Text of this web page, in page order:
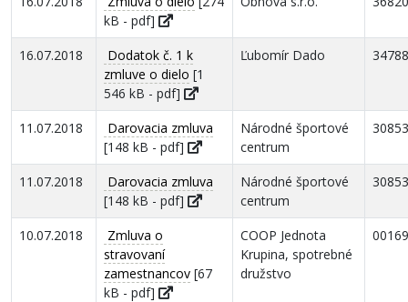
kB - pdf]
16.07.2018
Dodatok č. 1 k
zmluve o dielo [1
546 kB - pdf]
Ľubomír Dado
11.07.2018
Darovacia zmluva
[148 kB - pdf]
Národné športové
centrum
11.07.2018
Darovacia zmluva
[148 kB - pdf]
Národné športové
centrum
10.07.2018
Zmluva o
stravovaní
zamestnancov [67
kB - pdf]
COOP Jednota
Krupina, spotrebné
družstvo